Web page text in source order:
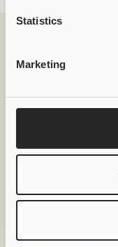
Statistics
Marketing